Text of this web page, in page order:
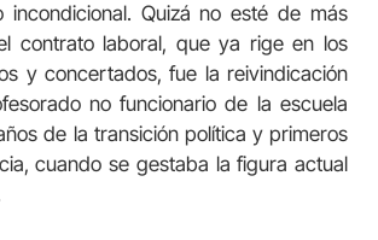
incondicional. Quizá no esté de más
contrato laboral, que ya rige en los
y concertados, fue la reivindicación
no funcionario de la escuela
de la transición política y primeros
cuando se gestaba la figura actual